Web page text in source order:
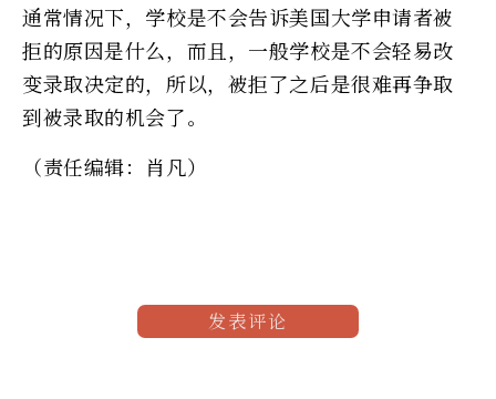
通常情况下，学校是不会告诉美国大学申请者被
拒的原因是什么，而且，一般学校是不会轻易改
变录取决定的，所以，被拒了之后是很难再争取
到被录取的机会了。
（责任编辑：肖凡）
发表评论